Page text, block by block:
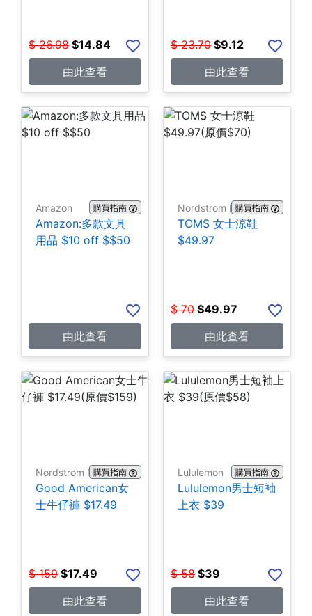
$ 26.98 $14.84
由此查看
$ 23.70 $9.12
由此查看
Amazon 購買指南
Amazon:多款文具
用品 $10 off $$50
由此查看
Nordstrom Rack購買指南
TOMS 女士涼鞋
$49.97
$ 70 $49.97
由此查看
Nordstrom Rack購買指南
Good American女
士牛仔褲 $17.49
$ 159 $17.49
由此查看
Lululemon 購買指南
Lululemon男士短袖
上衣 $39
$ 58 $39
由此查看